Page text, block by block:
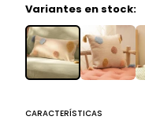
Variantes en stock:
CARACTERÍSTICAS